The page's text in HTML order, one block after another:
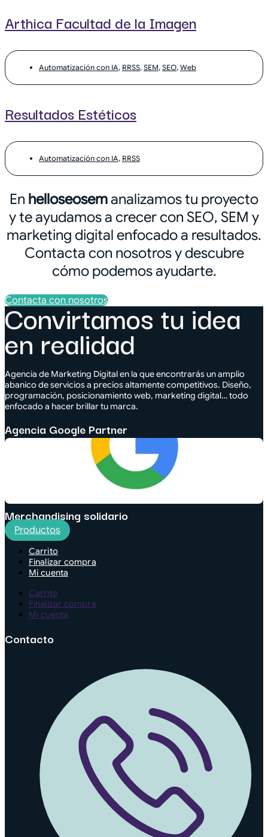
Arthica Facultad de la Imagen
Automatización con IA, RRSS, SEM, SEO, Web
Resultados Estéticos
Automatización con IA, RRSS
En helloseosemanalizamos tu proyecto
y te ayudamos a crecer con SEO, SEM y
marketing digital enfocado a resultados.
Contacta con nosotros y descubre
cómo podemos ayudarte.
Contacta con nosotros
Convirtamos tu idea
en realidad
Agencia de Marketing Digital en la que encontrarás un amplio
abanico de servicios a precios altamente competitivos. Diseño,
programación, posicionamiento web, marketing digital… todo
enfocado a hacer brillar tu marca.
Agencia Google Partner
Merchandising solidario
Productos
Carrito
Finalizar compra
Mi cuenta
Carrito
Finalizar compra
Mi cuenta
Contacto